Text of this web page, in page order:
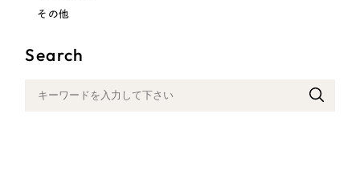
その他
Search